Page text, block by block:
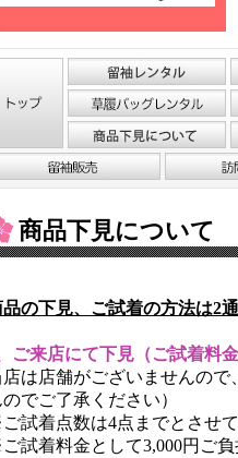
商品下見について
の下見、ご試着の方法は2
ご来店にて下見（ご試着料金
店は店舗がございませんの
のでご了承ください）
試着点数は4点までとさせて
試着料金として3,000円ご